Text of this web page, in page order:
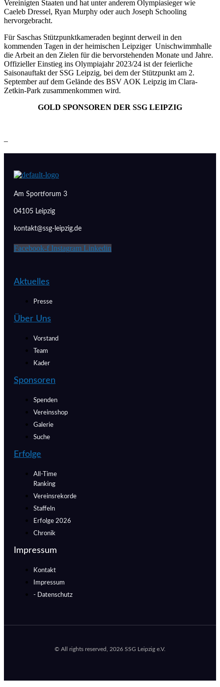
Vereinigten Staaten und hat unter anderem Olympiasieger wie
Caeleb Dressel, Ryan Murphy oder auch Joseph Schooling
hervorgebracht.
Für Saschas Stützpunktkameraden beginnt derweil in den
kommenden Tagen in der heimischen Leipziger Unischwimmhalle
die Arbeit an den Zielen für die bervorstehenden Monate und Jahre.
Offizieller Einstieg ins Olympiajahr 2023/24 ist der feierliche
Saisonauftakt der SSG Leipzig, bei dem der Stützpunkt am 2.
September auf dem Gelände des BSV AOK Leipzig im Clara-
Zetkin-Park zusammenkommen wird.
GOLD SPONSOREN DER SSG LEIPZIG
–
Am Sportforum 3
04105 Leipzig
kontakt@ssg-leipzig.de
Facebook-f Instagram Linkedin
Aktuelles
Presse
Über Uns
Vorstand
Team
Kader
Sponsoren
Spenden
Vereinsshop
Galerie
Suche
Erfolge
All-Time
Ranking
Vereinsrekorde
Staffeln
Erfolge 2026
Chronik
Impressum
Kontakt
Impressum
- Datenschutz
© All rights reserved, 2026 SSG Leipzig e.V.